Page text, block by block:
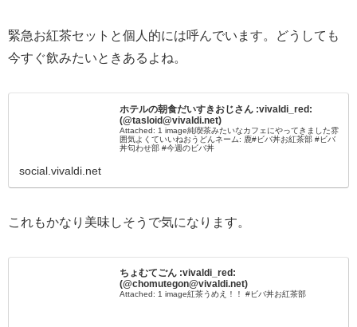
緊急お紅茶セットと個人的には呼んでいます。どうしても
今すぐ飲みたいときあるよね。
ホテルの朝食だいすきおじさん :vivaldi_red:
(@tasloid@vivaldi.net)
Attached: 1 image純喫茶みたいなカフェにやってきました雰
囲気よくていいねおうどんネーム: 鹿#ビバ丼お紅茶部 #ビバ
丼匂わせ部 #今週のビバ丼
social.vivaldi.net
これもかなり美味しそうで気になります。
ちょむてごん :vivaldi_red:
(@chomutegon@vivaldi.net)
Attached: 1 image紅茶うめえ！！ #ビバ丼お紅茶部